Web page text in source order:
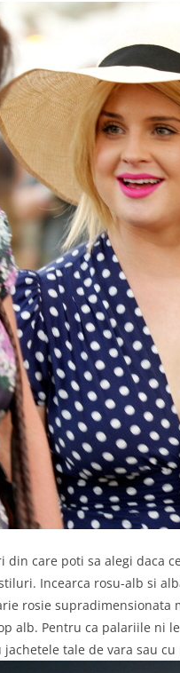
din care poti sa alegi daca
Incearca rosu-alb si
rosie supradimensionata
alb. Pentru ca palariile ni
tale de vara sau